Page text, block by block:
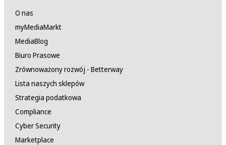
O nas
myMediaMarkt
MediaBlog
Biuro Prasowe
Zrównoważony rozwój - Betterway
Lista naszych sklepów
Strategia podatkowa
Compliance
Cyber Security
Marketplace